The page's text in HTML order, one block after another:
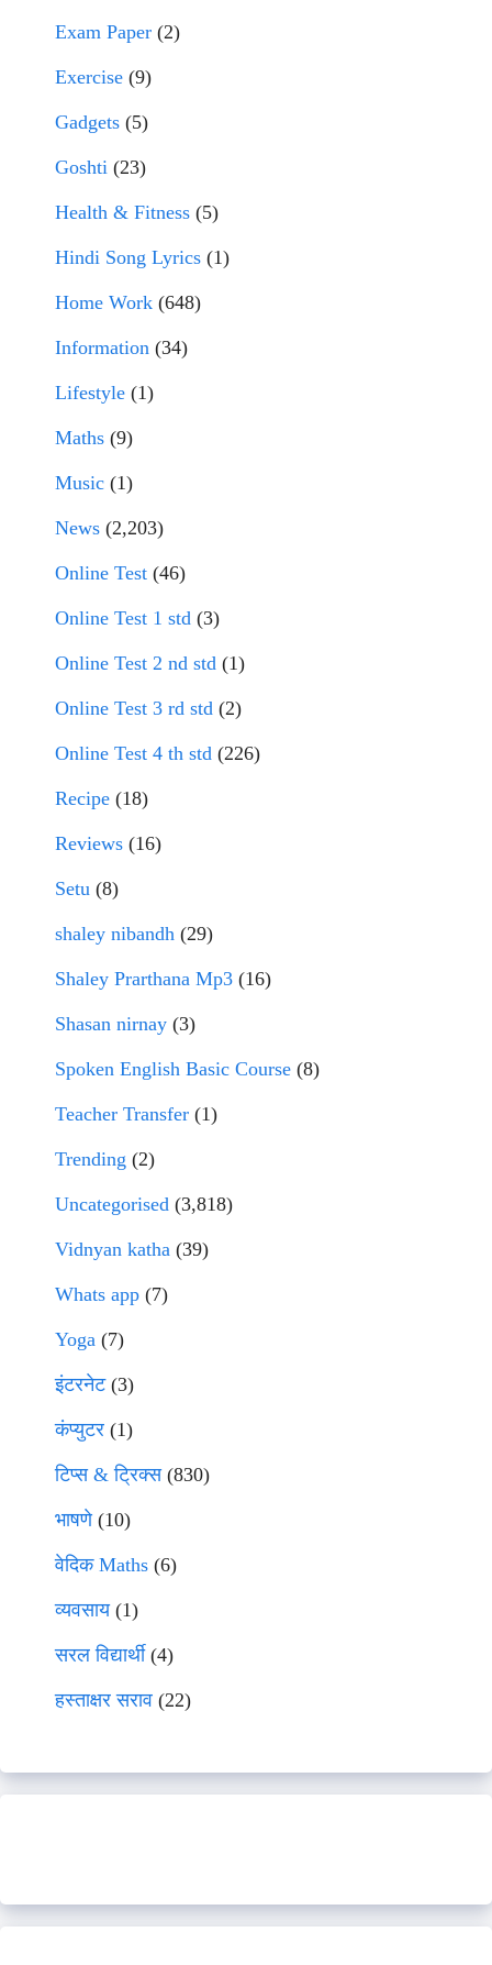
Exam Paper (2)
Exercise (9)
Gadgets (5)
Goshti (23)
Health & Fitness (5)
Hindi Song Lyrics (1)
Home Work (648)
Information (34)
Lifestyle (1)
Maths (9)
Music (1)
News (2,203)
Online Test (46)
Online Test 1 std (3)
Online Test 2 nd std (1)
Online Test 3 rd std (2)
Online Test 4 th std (226)
Recipe (18)
Reviews (16)
Setu (8)
shaley nibandh (29)
Shaley Prarthana Mp3 (16)
Shasan nirnay (3)
Spoken English Basic Course (8)
Teacher Transfer (1)
Trending (2)
Uncategorised (3,818)
Vidnyan katha (39)
Whats app (7)
Yoga (7)
इंटरनेट(3)
कंप्युटर (1)
टिप्स & ट्रिक्स(830)
भाषणे(10)
वेदिक Maths (6)
व्यवसाय(1)
सरल विद्यार्थी(4)
हस्ताक्षर सराव (22)